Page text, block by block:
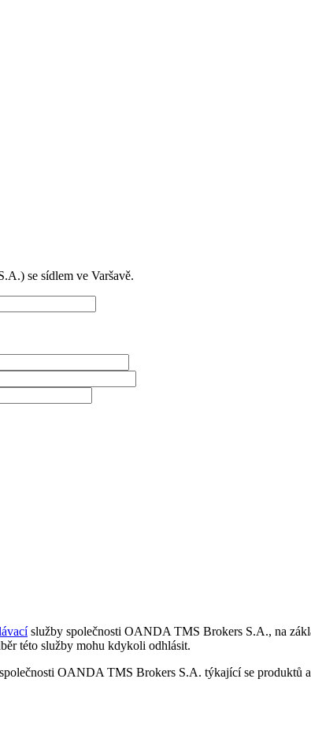
se sídlem ve Varšavě.
služby společnosti OANDA TMS Brokers S.A., na
této služby mohu kdykoli odhlásit.
OANDA TMS Brokers S.A. týkající se produktů